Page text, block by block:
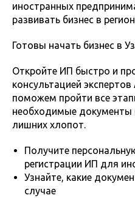
иностранных
развивать бизнес в
Готовы начать бизнес в
Откройте ИП быстро и
консультацией
поможем пройти все
необходимые документы
лишних хлопот.
Получите
регистрации ИП для
Узнайте, какие
случае